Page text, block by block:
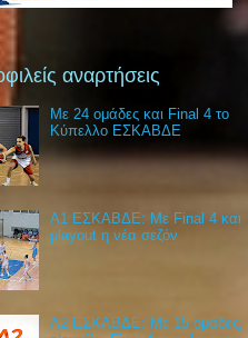
αναρτήσεις
Με 24 ομάδες και Final 4 το
Κύπελλο ΕΣΚΑΒΔΕ
Α1 ΕΣΚΑΒΔΕ: Με Final 4 και
playout η νέα σεζόν
Α2 ΕΣΚΑΒΔΕ: Με 15 ομάδες,